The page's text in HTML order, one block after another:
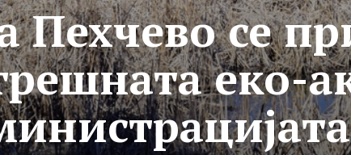
се
еко-